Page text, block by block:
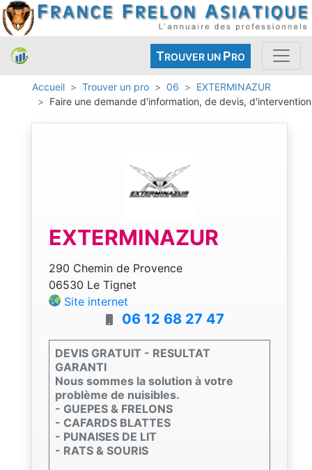
TROUVER UN PRO
Accueil Trouver un pro 06
EXTERMINAZUR
Faire une demande d'information, de devis, d'intervention
EXTERMINAZUR
290 Chemin de Provence
06530 Le Tignet
Site internet
06 12 68 27 47
DEVIS GRATUIT - RESULTAT
GARANTI
Nous sommes la solution à votre
problème de nuisibles.
- GUEPES & FRELONS
- CAFARDS BLATTES
- PUNAISES DE LIT
- RATS & SOURIS